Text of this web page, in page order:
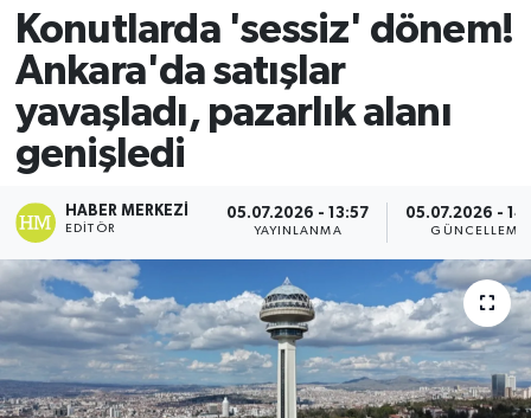
Konutlarda 'sessiz' dönem!
Ankara'da satışlar
yavaşladı, pazarlık alanı
genişledi
HABER MERKEZI
EDITÖR
05.07.2026 - 13:57
YAYINLANMA
05.07.2026 -
GÜNCELLEME
YAŞAM
Son Dakika Haberleri
Haber Arşivi